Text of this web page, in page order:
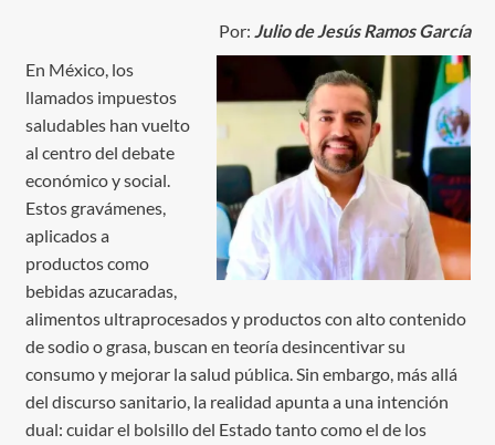
Por: Julio de Jesús Ramos García
En México, los
llamados impuestos
saludables han vuelto
al centro del debate
económico y social.
Estos gravámenes,
aplicados a
productos como
bebidas azucaradas,
alimentos ultraprocesados y productos con alto contenido
de sodio o grasa, buscan en teoría desincentivar su
consumo y mejorar la salud pública. Sin embargo, más allá
del discurso sanitario, la realidad apunta a una intención
dual: cuidar el bolsillo del Estado tanto como el de los